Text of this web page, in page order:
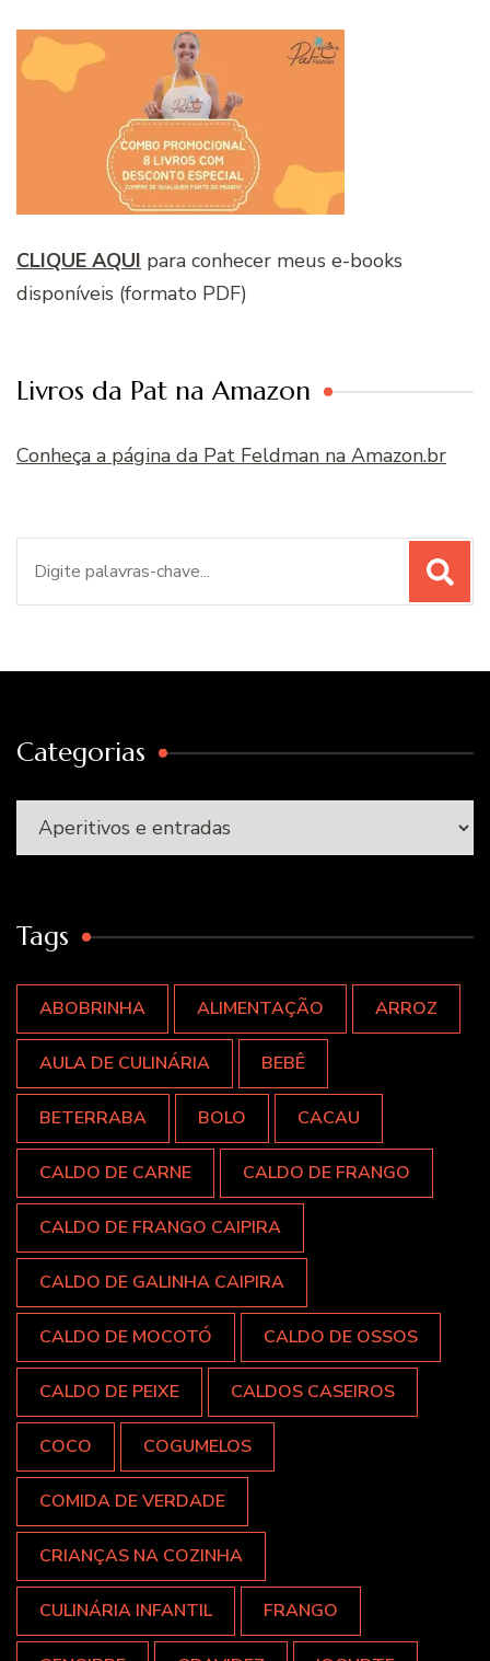
CLIQUE AQUI para conhecer meus e-books
disponíveis (formato PDF)
Livros da Pat na Amazon
Conheça a página da Pat Feldman na Amazon.br
Categorias
Categorias
Tags
ABOBRINHA ALIMENTAÇÃO ARROZ
AULA DE CULINÁRIA BEBÊ
BETERRABA BOLO CACAU
CALDO DE CARNE CALDO DE FRANGO
CALDO DE FRANGO CAIPIRA
CALDO DE GALINHA CAIPIRA
CALDO DE MOCOTÓ CALDO DE OSSOS
CALDO DE PEIXE CALDOS CASEIROS
COCO COGUMELOS
COMIDA DE VERDADE
CRIANÇAS NA COZINHA
CULINÁRIA INFANTIL FRANGO